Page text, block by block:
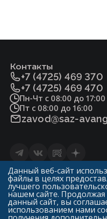
Сталь
Сталь
«мягкое»
«металл
Уплотнение
Контакты
+7 (4725) 469 370
+7 (4725) 469 470
Пн-Чт с 08:00 до 17:00
Пт с 08:00 до 16:00
zavod@saz-
© «ГК Авангард»
САЗ «Авангард» («Арма-
Статьи
Политика
персональных данных
Данный веб-сайт
файлы в целях
лучшего
нашем сайте. Продолжая
данный сайт, вы
использованием нами